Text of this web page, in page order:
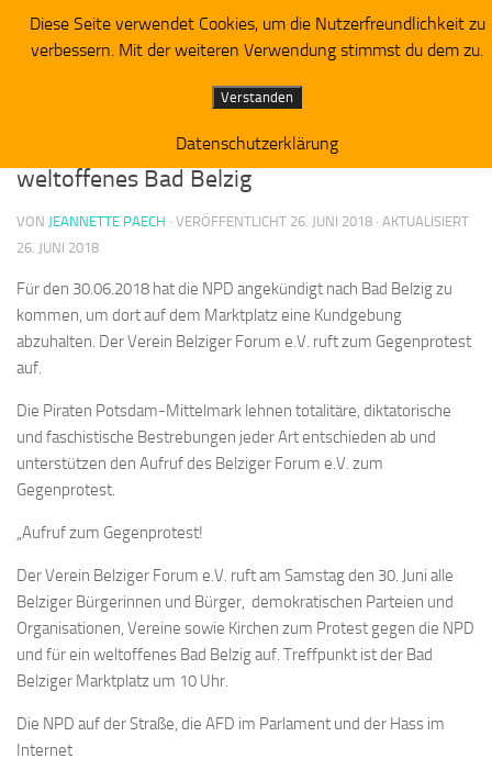
Zum Inhalt springen
Piratenpartei RV Westbrandenburg
Piraten Potsdam-Mittelmark für ein
weltoffenes Bad Belzig
VON JEANNETTE PAECH · VERÖFFENTLICHT 26. JUNI 2018 · AKTUALISIERT
26. JUNI 2018
Für den 30.06.2018 hat die NPD angekündigt nach Bad Belzig zu
kommen, um dort auf dem Marktplatz eine Kundgebung
abzuhalten. Der Verein Belziger Forum e.V. ruft zum Gegenprotest
auf.
Die Piraten Potsdam-Mittelmark lehnen totalitäre, diktatorische
und faschistische Bestrebungen jeder Art entschieden ab und
unterstützen den Aufruf des Belziger Forum e.V. zum
Gegenprotest.
„Aufruf zum Gegenprotest!
Der Verein Belziger Forum e.V. ruft am Samstag den 30. Juni alle
Belziger Bürgerinnen und Bürger, demokratischen Parteien und
Organisationen, Vereine sowie Kirchen zum Protest gegen die NPD
und für ein weltoffenes Bad Belzig auf. Treffpunkt ist der Bad
Belziger Marktplatz um 10 Uhr.
Die NPD auf der Straße, die AFD im Parlament und der Hass im
Internet
Diese Seite verwendet Cookies, um die Nutzerfreundlichkeit zu
verbessern. Mit der weiteren Verwendung stimmst du dem zu.
Verstanden
Datenschutzerklärung